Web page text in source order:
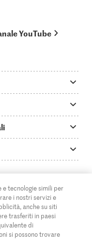
YouTube
e tecnologie simili per
i nostri servizi e
anche su siti
trasferiti in paesi
di
si possono trovare